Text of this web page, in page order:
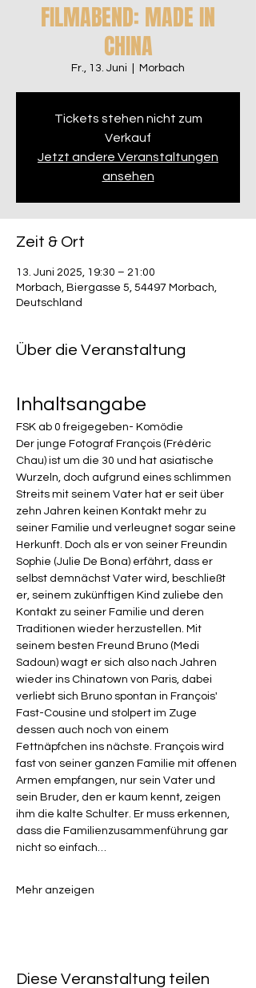
FILMABEND: MADE IN
CHINA
Fr., 13. Juni Morbach
Tickets stehen nicht zum
Verkauf
Jetzt andere Veranstaltungen
ansehen
Zeit & Ort
13. Juni 2025, 19:30 – 21:00
Morbach, Biergasse 5, 54497 Morbach,
Deutschland
Über die Veranstaltung
Inhaltsangabe
FSK ab 0 freigegeben- Komödie
Der junge Fotograf François (Frédéric
Chau) ist um die 30 und hat asiatische
Wurzeln, doch aufgrund eines schlimmen
Streits mit seinem Vater hat er seit über
zehn Jahren keinen Kontakt mehr zu
seiner Familie und verleugnet sogar seine
Herkunft. Doch als er von seiner Freundin
Sophie (Julie De Bona) erfährt, dass er
selbst demnächst Vater wird, beschließt
er, seinem zukünftigen Kind zuliebe den
Kontakt zu seiner Familie und deren
Traditionen wieder herzustellen. Mit
seinem besten Freund Bruno (Medi
Sadoun) wagt er sich also nach Jahren
wieder ins Chinatown von Paris, dabei
verliebt sich Bruno spontan in François'
Fast-Cousine und stolpert im Zuge
dessen auch noch von einem
Fettnäpfchen ins nächste. François wird
fast von seiner ganzen Familie mit offenen
Armen empfangen, nur sein Vater und
sein Bruder, den er kaum kennt, zeigen
ihm die kalte Schulter. Er muss erkennen,
dass die Familienzusammenführung gar
nicht so einfach…
Mehr anzeigen
Diese Veranstaltung teilen